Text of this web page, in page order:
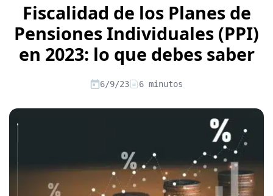
Artículos sobre Otros Seguros
Artículos sobre Seguros de Auto
Artículos sobre Seguros de Hogar
Artículos sobre Seguros de Salud Contenido extra
Artículos sobre Convenios Colectivos
Artículos sobre Seguros de Vida Hipoteca
Artículos sobre la Jubilación
Fiscalidad de los Planes de
Pensiones Individuales (PPI)
en 2023: lo que debes saber
6/9/23 6 minutos